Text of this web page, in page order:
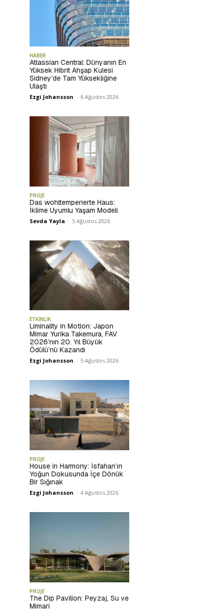
HABER
Atlassian Central: Dünyanın En
Yüksek Hibrit Ahşap Kulesi
Sidney’de Tam Yüksekliğine
Ulaştı
Ezgi Johansson - 6 Ağustos 2026
PROJE
Das wohltemperierte Haus:
İklime Uyumlu Yaşam Modeli
Sevda Yayla - 5 Ağustos 2026
ETKİNLİK
Liminality in Motion: Japon
Mimar Yurika Takemura, FAV
2026’nın 20. Yıl Büyük
Ödülü’nü Kazandı
Ezgi Johansson - 5 Ağustos 2026
PROJE
House in Harmony: İsfahan’ın
Yoğun Dokusunda İçe Dönük
Bir Sığınak
Ezgi Johansson - 4 Ağustos 2026
PROJE
The Dip Pavilion: Peyzaj, Su ve
Mimari